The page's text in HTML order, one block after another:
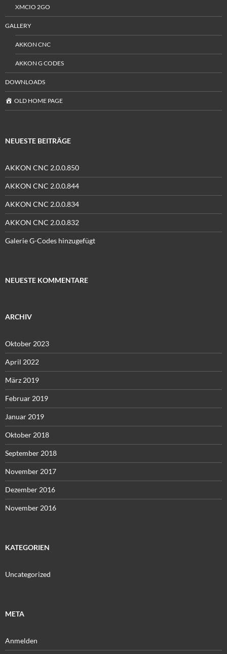
XMCIO 2GO
GALLERY
AKKON CNC
AKKON G CODES
DOWNLOADS
OLD HOME PAGE
NEUESTE BEITRÄGE
AKKON CNC 2.0.0.850
AKKON CNC 2.0.0.844
AKKON CNC 2.0.0.834
AKKON CNC 2.0.0.832
Galerie G-Codes hinzugefügt
NEUESTE KOMMENTARE
ARCHIV
Oktober 2023
April 2022
März 2019
Februar 2019
Januar 2019
Oktober 2018
September 2018
November 2017
Dezember 2016
November 2016
KATEGORIEN
Uncategorized
META
Anmelden